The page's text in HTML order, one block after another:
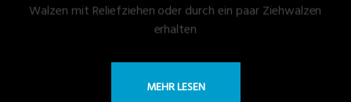
Walzen mit Reliefziehen oder durch ein paar Ziehwalzen
erhalten
MEHR LESEN